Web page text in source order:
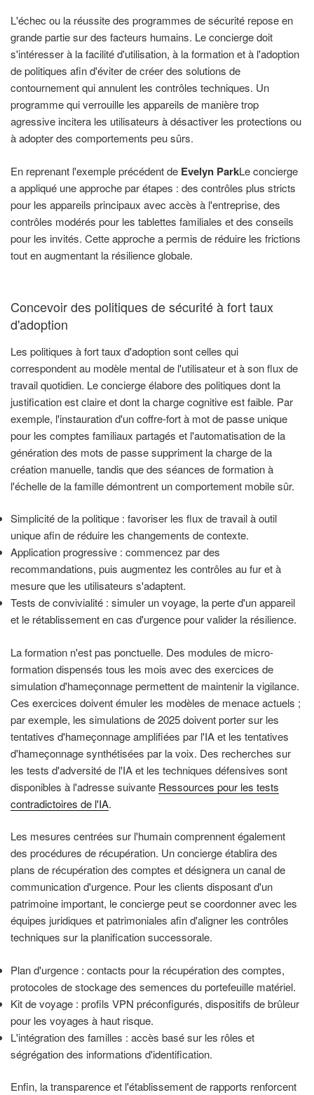
L'échec ou la réussite des programmes de sécurité repose en
grande partie sur des facteurs humains. Le concierge doit
s'intéresser à la facilité d'utilisation, à la formation et à l'adoption
de politiques afin d'éviter de créer des solutions de
contournement qui annulent les contrôles techniques. Un
programme qui verrouille les appareils de manière trop
agressive incitera les utilisateurs à désactiver les protections ou
à adopter des comportements peu sûrs.
En reprenant l'exemple précédent de Evelyn ParkLe concierge
a appliqué une approche par étapes : des contrôles plus stricts
pour les appareils principaux avec accès à l'entreprise, des
contrôles modérés pour les tablettes familiales et des conseils
pour les invités. Cette approche a permis de réduire les frictions
tout en augmentant la résilience globale.
Concevoir des politiques de sécurité à fort taux
d'adoption
Les politiques à fort taux d'adoption sont celles qui
correspondent au modèle mental de l'utilisateur et à son flux de
travail quotidien. Le concierge élabore des politiques dont la
justification est claire et dont la charge cognitive est faible. Par
exemple, l'instauration d'un coffre-fort à mot de passe unique
pour les comptes familiaux partagés et l'automatisation de la
génération des mots de passe suppriment la charge de la
création manuelle, tandis que des séances de formation à
l'échelle de la famille démontrent un comportement mobile sûr.
Simplicité de la politique : favoriser les flux de travail à outil
unique afin de réduire les changements de contexte.
Application progressive : commencez par des
recommandations, puis augmentez les contrôles au fur et à
mesure que les utilisateurs s'adaptent.
Tests de convivialité : simuler un voyage, la perte d'un appareil
et le rétablissement en cas d'urgence pour valider la résilience.
La formation n'est pas ponctuelle. Des modules de micro-
formation dispensés tous les mois avec des exercices de
simulation d'hameçonnage permettent de maintenir la vigilance.
Ces exercices doivent émuler les modèles de menace actuels ;
par exemple, les simulations de 2025 doivent porter sur les
tentatives d'hameçonnage amplifiées par l'IA et les tentatives
d'hameçonnage synthétisées par la voix. Des recherches sur
les tests d'adversité de l'IA et les techniques défensives sont
disponibles à l'adresse suivante Ressources pour les tests
contradictoires de l'IA.
Les mesures centrées sur l'humain comprennent également
des procédures de récupération. Un concierge établira des
plans de récupération des comptes et désignera un canal de
communication d'urgence. Pour les clients disposant d'un
patrimoine important, le concierge peut se coordonner avec les
équipes juridiques et patrimoniales afin d'aligner les contrôles
techniques sur la planification successorale.
Plan d'urgence : contacts pour la récupération des comptes,
protocoles de stockage des semences du portefeuille matériel.
Kit de voyage : profils VPN préconfigurés, dispositifs de brûleur
pour les voyages à haut risque.
L'intégration des familles : accès basé sur les rôles et
ségrégation des informations d'identification.
Enfin, la transparence et l'établissement de rapports renforcent